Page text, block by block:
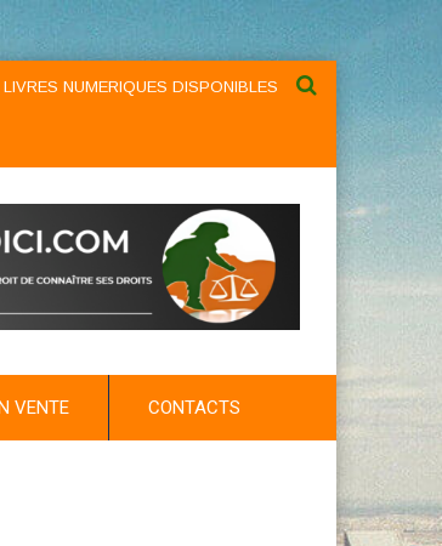
NUMERIQUES DISPONIBLES AU NIVEAU DU MENU
VENTE CONTACTS